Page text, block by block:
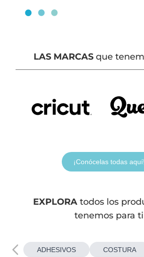
LAS MARCAS que
¡Conócelas todas aquí!
EXPLORA todos los
tenemos para ti
ADHESIVOS COSTURA